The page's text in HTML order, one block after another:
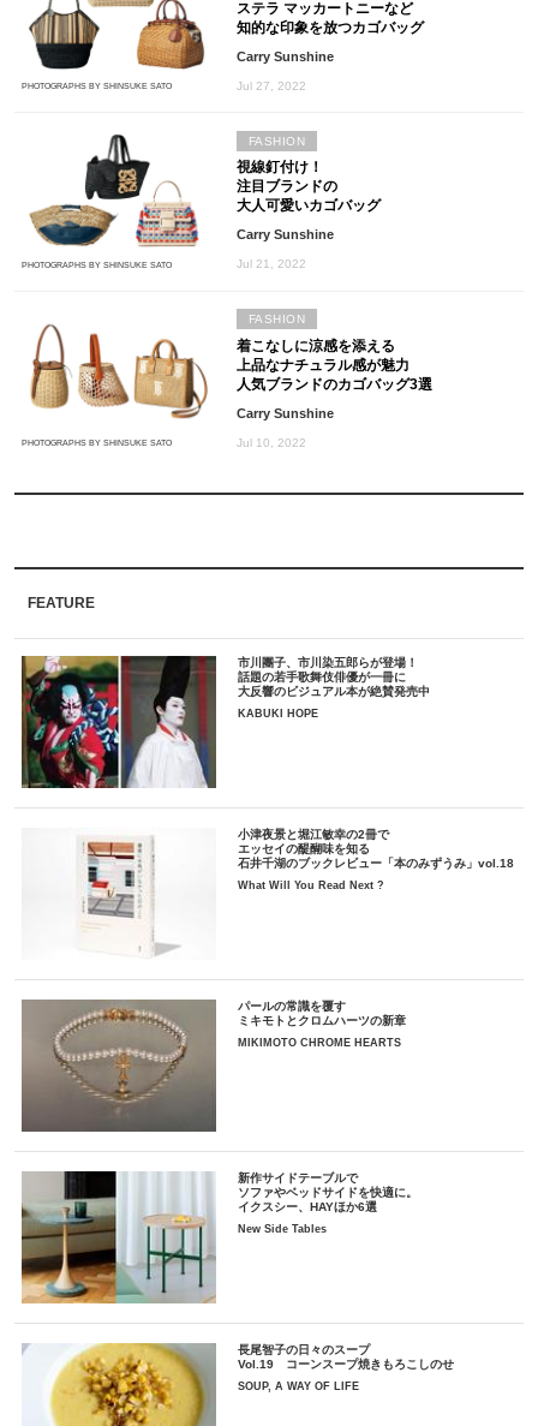
PHOTOGRAPHS BY SHINSUKE SATO
ステラ マッカートニーなど
知的な印象を放つカゴバッグ
Carry Sunshine
Jul 27, 2022
PHOTOGRAPHS BY SHINSUKE SATO
視線釘付け！
注目ブランドの
大人可愛いカゴバッグ
Carry Sunshine
Jul 21, 2022
FASHION
PHOTOGRAPHS BY SHINSUKE SATO
着こなしに涼感を添える
上品なナチュラル感が魅力
人気ブランドのカゴバッグ3選
Carry Sunshine
Jul 10, 2022
FASHION
FEATURE
市川團子、市川染五郎らが登場！
話題の若手歌舞伎俳優が一冊に
大反響のビジュアル本が絶賛発売中
KABUKI HOPE
小津夜景と堀江敏幸の2冊で
エッセイの醍醐味を知る
石井千湖のブックレビュー「本のみずうみ」vol.18
What Will You Read Next ?
パールの常識を覆す
ミキモトとクロムハーツの新章
MIKIMOTO CHROME HEARTS
新作サイドテーブルで
ソファやベッドサイドを快適に。
イクスシー、HAYほか6選
New Side Tables
長尾智子の日々のスープ
Vol.19 コーンスープ焼きもろこしのせ
SOUP, A WAY OF LIFE